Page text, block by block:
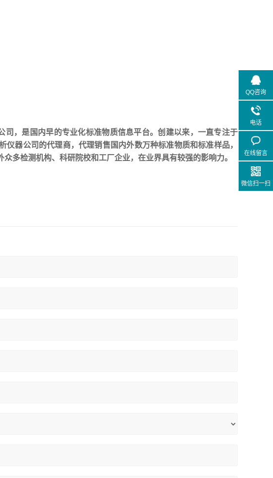
司，是国内早的专业化标准物质信息平台。创建以来，一直专注于
器公司的代理商，代理销售国内外数万种标准物质和标准样品，
多检测机构、科研院校和工厂企业，在业界具有较强的影响力。
QQ咨询
电话
在线留言
微信扫一扫